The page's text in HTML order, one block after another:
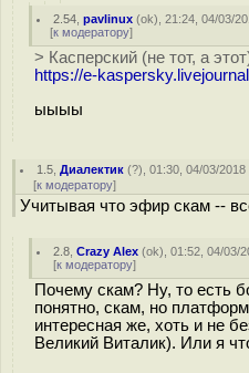
2.54 ,pavlinux (ok), 21:24, 04/03/
[к модератору]
> Касперский (не тот, а
https://e-
ыыыы
1.5 ,Диалектик (?), 01:30, 04/03/2018
[к модератору]
Учитывая что эфир скам --
2.8 ,Crazy Alex (ok), 01:52, 04/03/
[к модератору]
Почему скам? Ну, то есть
понятно, скам, но
интересная же, хоть и не
Великий Виталик). Или я